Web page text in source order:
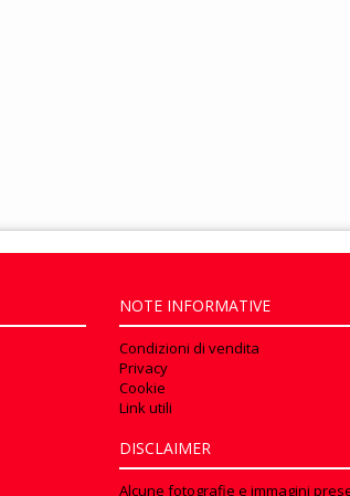
NOTE INFORMATIVE
Condizioni di vendita
Privacy
Cookie
Link utili
DISCLAIMER
Alcune fotografie e immagini